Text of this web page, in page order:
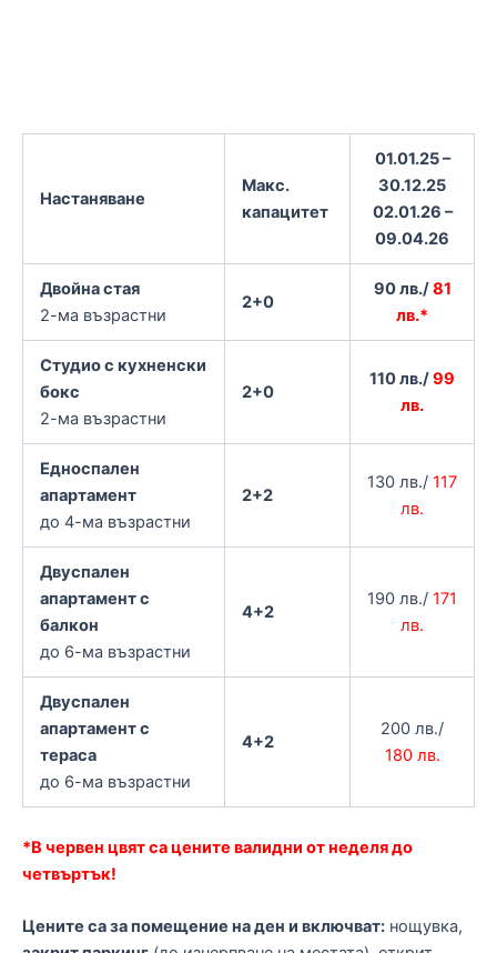
Настаняване
Макс.
капацитет
01.01.25 –
30.12.25
02.01.26 –
09.04.26
Двойна стая
2-ма възрастни
2+0
90 лв./81
лв.*
Студио с кухненски
бокс
2-ма възрастни
2+0
110 лв./99
лв.
Едноспален
апартамент
до 4-ма възрастни
2+2
130 лв./ 117
лв.
Двуспален
апартамент с
балкон
до 6-ма възрастни
4+2
190 лв./ 171
лв.
Двуспален
апартамент с
тераса
до 6-ма възрастни
4+2
200 лв./
180 лв.
*В червен цвят са цените валидни от неделя до
четвъртък!
Цените са за помещение на ден и включват: нощувка,